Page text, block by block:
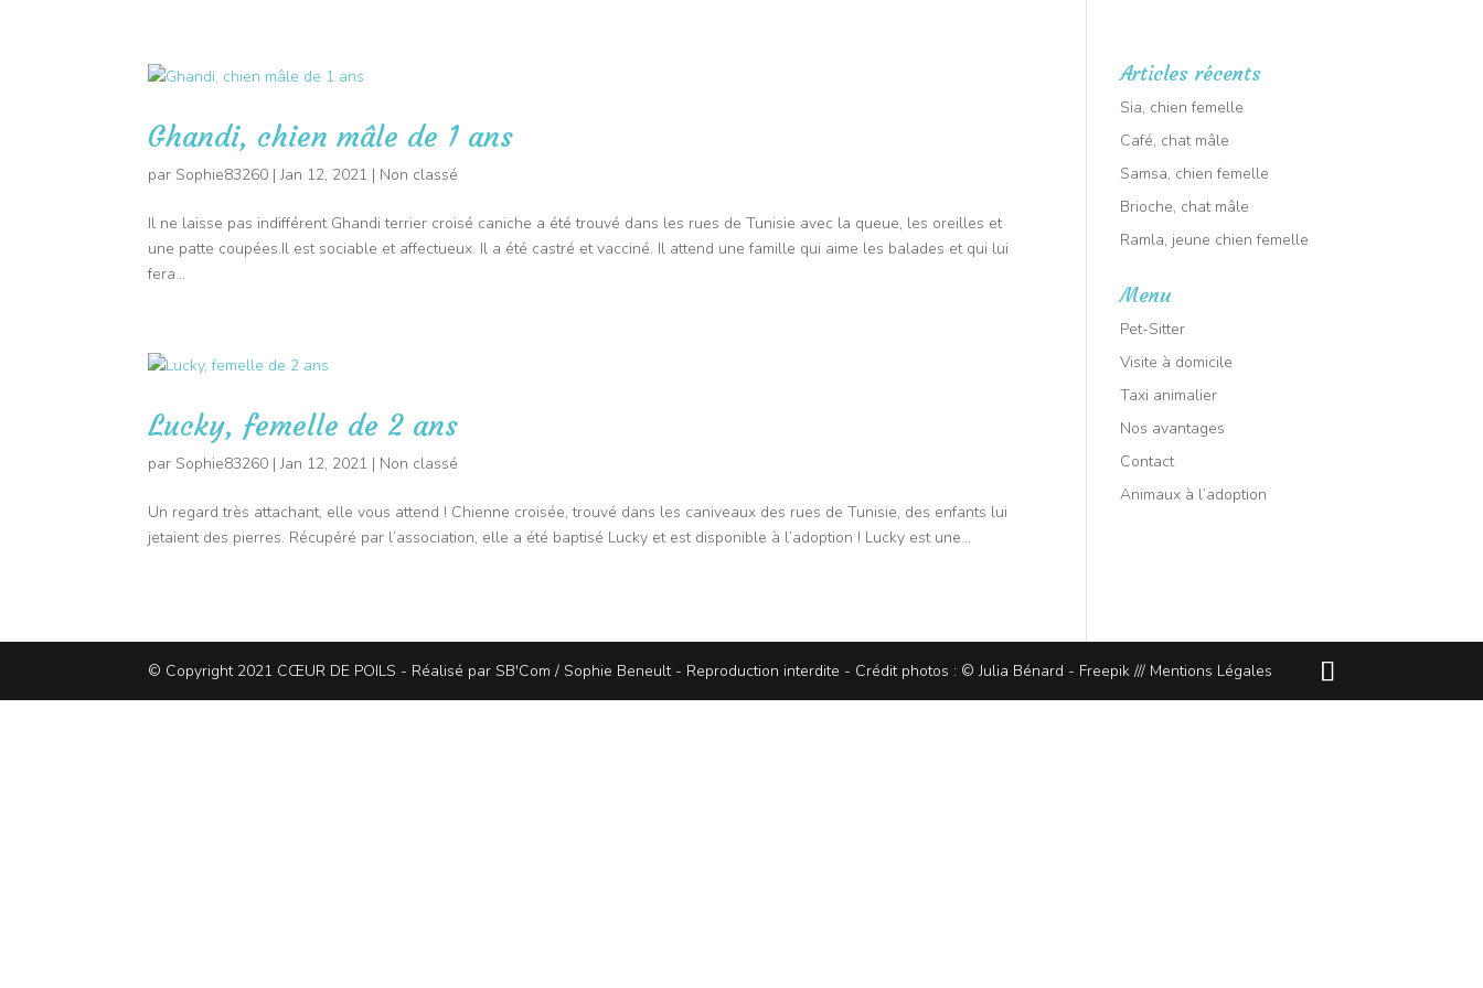
Ghandi, chien mâle de 1 ans
par Sophie83260 |Jan 12, 2021 | Non classé
Il ne laisse pas indifférent Ghandi terrier croisé caniche a été trouvé dans les rues de Tunisie avec la queue, les oreilles et
une patte coupées.Il est sociable et affectueux. Il a été castré et vacciné. Il attend une famille qui aime les balades et qui lui
fera...
Lucky, femelle de 2 ans
par Sophie83260 |Jan 12, 2021 | Non classé
Un regard très attachant, elle vous attend ! Chienne croisée, trouvé dans les caniveaux des rues de Tunisie, des enfants lui
jetaient des pierres. Récupéré par l’association, elle a été baptisé Lucky et est disponible à l’adoption ! Lucky est une...
Articles récents
Sia, chien femelle
Café, chat mâle
Samsa, chien femelle
Brioche, chat mâle
Ramla, jeune chien femelle
Menu
Pet-Sitter
Visite à domicile
Taxi animalier
Nos avantages
Contact
Animaux à l’adoption
© Copyright 2021 CŒUR DE POILS - Réalisé parSB'Com / Sophie Beneult- Reproduction interdite - Crédit photos : © Julia Bénard - Freepik /// Mentions Légales